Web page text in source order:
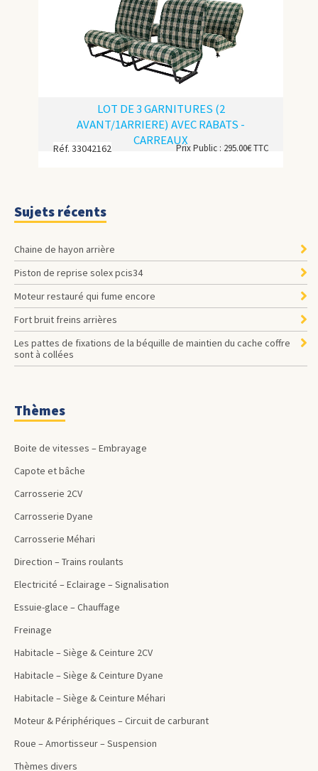
LOT DE 3 GARNITURES (2
AVANT/1ARRIERE) AVEC RABATS -
CARREAUX
Réf. 33042162 Prix Public : 295.00€ TTC
Sujets récents
Chaine de hayon arrière
Piston de reprise solex pcis34
Moteur restauré qui fume encore
Fort bruit freins arrières
les pattes de fixations de la béquille de maintien du cache coffre
sont à collées
Thèmes
Boite de vitesses – Embrayage
Capote et bâche
Carrosserie 2CV
Carrosserie Dyane
Carrosserie Méhari
Direction – Trains roulants
Electricité – Eclairage – Signalisation
Essuie-glace – Chauffage
Freinage
Habitacle – Siège & Ceinture 2CV
Habitacle – Siège & Ceinture Dyane
Habitacle – Siège & Ceinture Méhari
Moteur & Périphériques – Circuit de carburant
Roue – Amortisseur – Suspension
Thèmes divers